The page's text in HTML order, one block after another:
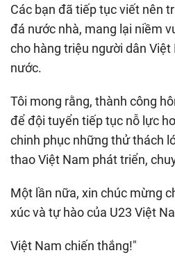
Các bạn đã tiếp tục viết nên
đá nước nhà, mang lại niềm
cho hàng triệu người dân
nước.
Tôi mong rằng, thành công
để đội tuyển tiếp tục nỗ lực
chinh phục những thử thách
thao Việt Nam phát triển,
Một lần nữa, xin chúc mừng
xúc và tự hào của U23 Việt
Việt Nam chiến thắng!"